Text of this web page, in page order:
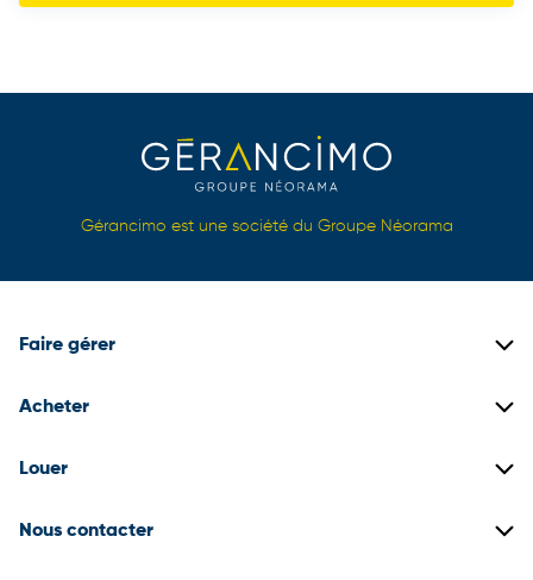
Gérancimo est une société du Groupe Néorama
Faire gérer
Acheter
Louer
Nous contacter